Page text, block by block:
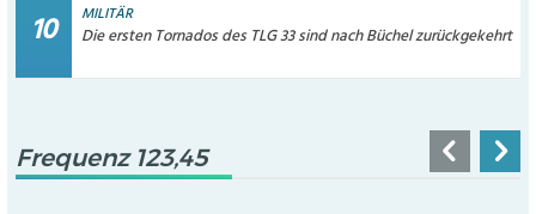
MILITÄR
Die ersten Tornados des TLG 33 sind nach Büchel zurückgekehrt
Frequenz 123,45